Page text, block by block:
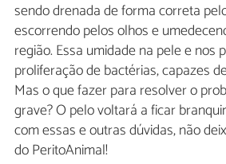
sendo drenada de forma correta
escorrendo pelos olhos e
região. Essa umidade na pele e nos
proliferação de bactérias, capazes
Mas o que fazer para resolver o
grave? O pelo voltará a ficar
com essas e outras dúvidas, não
do PeritoAnimal!